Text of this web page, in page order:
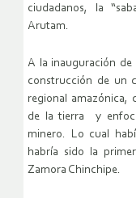
ciudadanos, la
Arutam.
A la inauguración de
construcción de un
regional amazónica,
de la tierra y
minero. Lo cual
habría sido la
Zamora Chinchipe.